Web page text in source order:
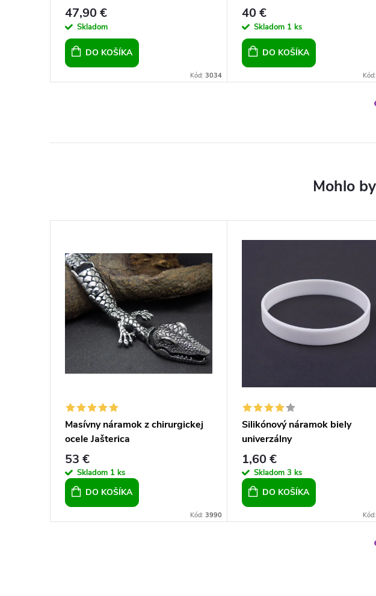
47,90 €
Skladom
DO KOŠÍKA
Kód: 3034
prívesok modré okrúhle
40 €
Skladom 1 ks
DO KOŠÍKA
Kód:
Masívny náramok z chirurgickej
ocele Jašterica
53 €
Skladom 1 ks
DO KOŠÍKA
Kód: 3990
Silikónový náramok biely
univerzálny
1,60 €
Skladom 3 ks
DO KOŠÍKA
Kód: